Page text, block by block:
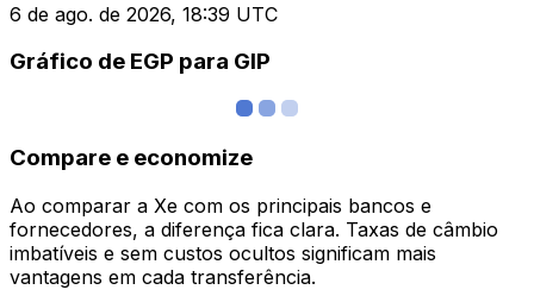
6 de ago. de 2026, 18:39 UTC
Gráfico de EGP para GIP
Compare e economize
Ao comparar a Xe com os principais bancos e
fornecedores, a diferença fica clara. Taxas de câmbio
imbatíveis e sem custos ocultos significam mais
vantagens em cada transferência.